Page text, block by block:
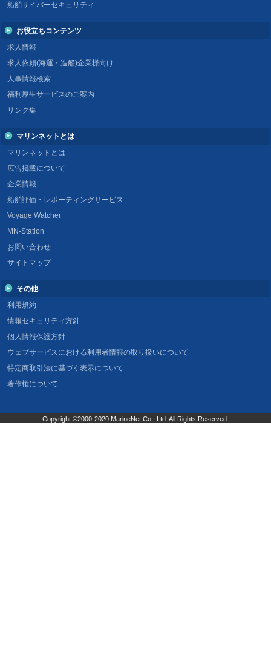
船舶サイバーセキュリティ
お役立ちコンテンツ
求人情報
求人依頼(海運・造船)企業様向け
人事情報検索
福利厚生サービスのご案内
リンク集
マリンネットとは
マリンネットとは
広告掲載について
企業情報
船舶評価・レポーティングサービス
Voyage Watcher
MN-Station
お問い合わせ
サイトマップ
その他
利用規約
情報セキュリティ方針
個人情報保護方針
ウェブサービスにおける利用者情報の取り扱いについて
特定商取引法に基づく表示について
著作権について
Copyright ©2000-2020 MarineNet Co., Ltd. All Rights Reserved.